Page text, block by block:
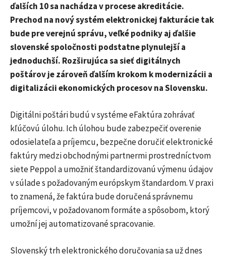
ďalších 10 sa nachádza v procese akreditácie.
Prechod na nový systém elektronickej fakturácie tak
bude pre verejnú správu, veľké podniky aj ďalšie
slovenské spoločnosti podstatne plynulejší a
jednoduchší. Rozširujúca sa sieť digitálnych
poštárov je zároveň ďalším krokom k modernizácii a
digitalizácii ekonomických procesov na Slovensku.
Digitálni poštári budú v systéme eFaktúra zohrávať
kľúčovú úlohu. Ich úlohou bude zabezpečiť overenie
odosielateľa a príjemcu, bezpečne doručiť elektronické
faktúry medzi obchodnými partnermi prostredníctvom
siete Peppol a umožniť štandardizovanú výmenu údajov
v súlade s požadovaným európskym štandardom. V praxi
to znamená, že faktúra bude doručená správnemu
príjemcovi, v požadovanom formáte a spôsobom, ktorý
umožní jej automatizované spracovanie.
Slovenský trh elektronického doručovania sa už dnes